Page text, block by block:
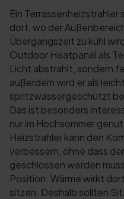
Ein
dort, wo der
Übergangszeit zu kühl
Outdoor Heatpanel als
Licht abstrahlt, sondern
außerdem wird er als
spritzwassergeschützt
Das ist besonders
nur im Hochsommer
Heizstrahler kann den
verbessern, ohne dass
geschlossen werden
Position. Wärme wirkt
sitzen. Deshalb sollten